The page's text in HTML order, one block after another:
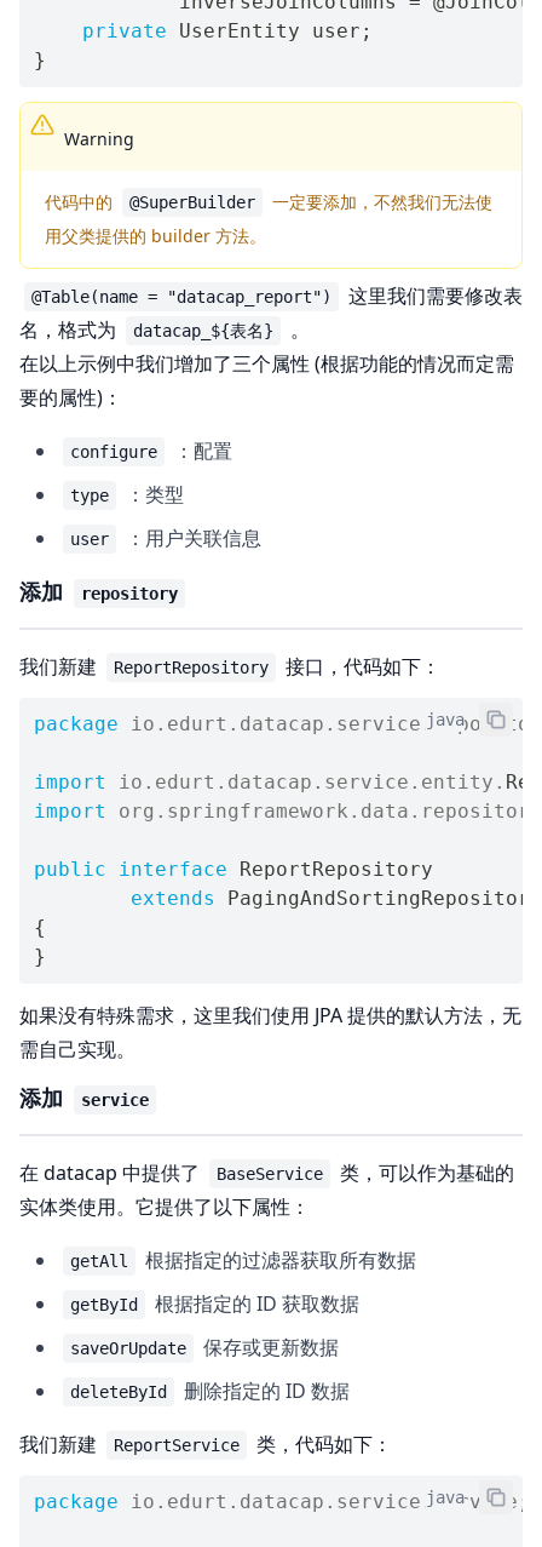
private
UserEntity user ;
}
Warning
代码中的 @SuperBuilder
一定要添加，不然我们无法使
用父类提供的 builder 方法。
@Table(name = "datacap_report")
这里我们需要修改表
名，格式为
datacap_${表名}
。
在以上示例中我们增加了三个属性 (根据功能的情况而定需
要的属性)：
configure ：配置
type ：类型
user ：用户关联信息
添加 repository
我们新建 ReportRepository 接口，代码如下：
java
package io . edurt . datacap . service .
import io . edurt . datacap . service . entity .
import
org . springframework . data . repository
public interface
ReportRepository
extends
PagingAndSortingRepository
{
}
如果没有特殊需求，这里我们使用 JPA 提供的默认方法，无
需自己实现。
添加 service
在 datacap 中提供了 BaseService
类，可以作为基础的
实体类使用。它提供了以下属性：
getAll 根据指定的过滤器获取所有数据
getById 根据指定的 ID 获取数据
saveOrUpdate 保存或更新数据
deleteById
删除指定的 ID 数据
我们新建
ReportService 类，代码如下：
java
package io . edurt . datacap . service .service ;